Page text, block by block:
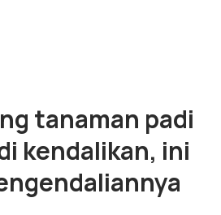
tanaman padi
kendalikan, ini